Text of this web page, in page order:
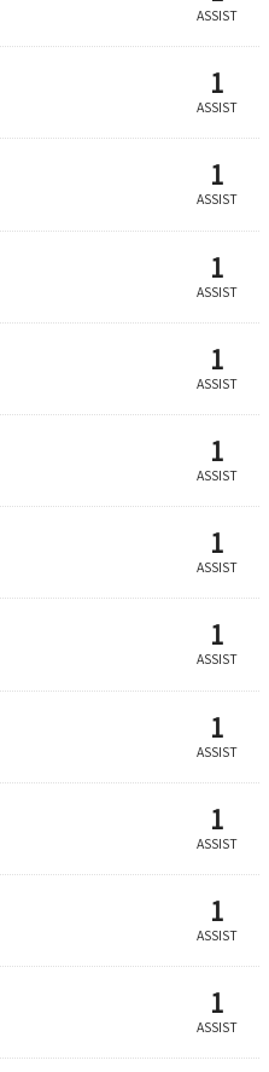
ASSIST
1
ASSIST
1
ASSIST
1
ASSIST
1
ASSIST
1
ASSIST
1
ASSIST
1
ASSIST
1
ASSIST
1
ASSIST
1
ASSIST
1
ASSIST